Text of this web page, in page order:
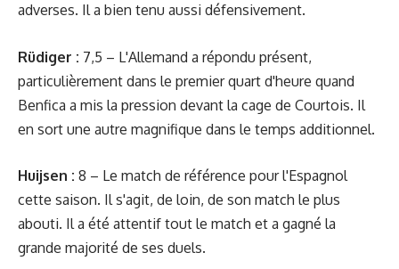
adverses. Il a bien tenu aussi défensivement.
Rüdiger : 7,5 – L'Allemand a répondu présent,
particulièrement dans le premier quart d'heure quand
Benfica a mis la pression devant la cage de Courtois. Il
en sort une autre magnifique dans le temps additionnel.
Huijsen : 8 – Le match de référence pour l'Espagnol
cette saison. Il s'agit, de loin, de son match le plus
abouti. Il a été attentif tout le match et a gagné la
grande majorité de ses duels.